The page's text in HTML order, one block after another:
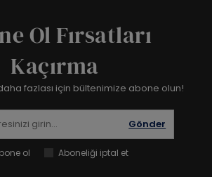
Ol Fırsatları
Kaçırma
fazlası için bültenimize abone olun!
Gönder
ol Aboneliği iptal et